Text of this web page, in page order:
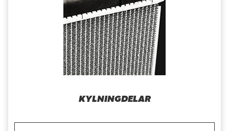
KYLNINGDELAR